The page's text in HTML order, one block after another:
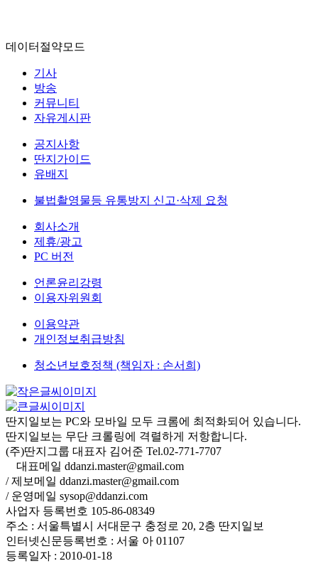
데이터절약모드
기사
방송
커뮤니티
자유게시판
공지사항
딴지가이드
유배지
불법촬영물등 유통방지 신고·삭제 요청
회사소개
제휴/광고
PC 버전
언론윤리강령
이용자위원회
이용약관
개인정보취급방침
청소년보호정책 (책임자 : 손서희)
딴지일보는 PC와 모바일 모두 크롬에 최적화되어 있습니다.
딴지일보는 무단 크롤링에 격렬하게 저항합니다.
(주)딴지그룹 대표자 김어준 Tel.02-771-7707
대표메일 ddanzi.master@gmail.com
/ 제보메일 ddanzi.master@gmail.com
/ 운영메일 sysop@ddanzi.com
사업자 등록번호 105-86-08349
주소 : 서울특별시 서대문구 충정로 20, 2층 딴지일보
인터넷신문등록번호 : 서울 아 01107
등록일자 : 2010-01-18